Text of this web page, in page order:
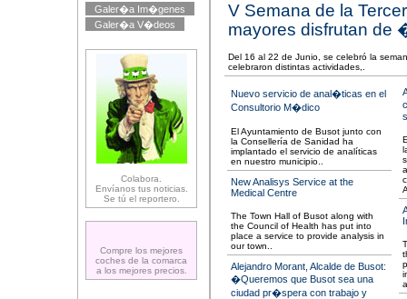
Galer�a Im�genes
Galer�a V�deos
Colabora.
Envíanos tus noticias.
Se tú el reportero.
Compre los mejores
coches de la comarca
a los mejores precios.
V Semana de la
mayores disfrutan
Del 16 al 22 de Junio, se celebró la
celebraron distintas actividades,.
Nuevo servicio de anal�ticas en el
Consultorio M�dico
El Ayuntamiento de Busot junto con
la Consellería de Sanidad ha
implantado el servicio de analíticas
en nuestro municipio..
New Analisys Service at the
Medical Centre
The Town Hall of Busot along with
the Council of Health has put into
place a service to provide analysis in
our town..
Alejandro Morant, Alcalde de Busot:
�Queremos que Busot sea una
ciudad pr�spera con trabajo y